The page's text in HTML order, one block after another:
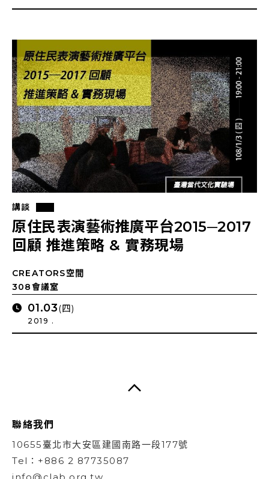
講談
原住民表演藝術推廣平台2015─2017
回顧 推進策略 & 實務現場
CREATORS空間
308會議室
01.03(四)
2019 .
聯絡我們
10655臺北市大安區建國南路一段177號
Tel：+886 2 87735087
info@clab.org.tw